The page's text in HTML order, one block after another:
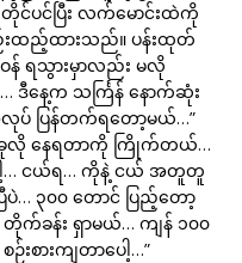
ပင်ပြီး လက်မောင်းထဲကို
းထည့်ထားသည်။ ပန်းထုတ်
ရသွားမှာလည်း မလို
ဒီနေ့က သင်္ကြန် နောက်ဆုံး
လုပ် ပြန်တက်ရတော့မယ်…”
ခုလို နေရတာကို ကြိုက်တယ်…
ေါ့… ငယ်ရ… ကိုနဲ့ ငယ် အတူတူ
ပဲ… ၃၀၀ တောင် ပြည့်တော့
က်ခန်း ရှာမယ်… ကျန် ၁၀၀
စားကျတာပေါ့…”